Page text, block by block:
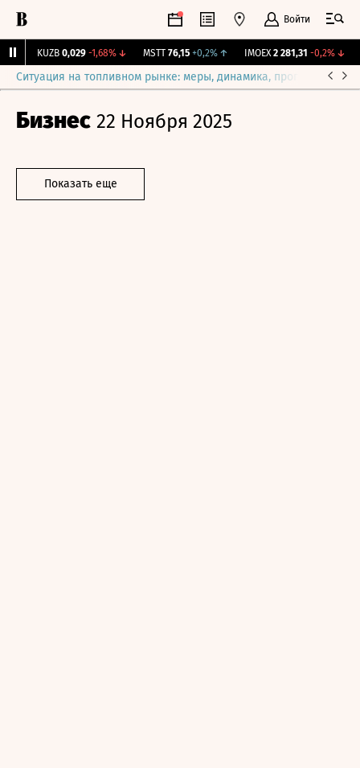
Войти
KUZB 0,029 -1,68%↓ MSTT 76,15 +0,2%↑ IMOEX 2 281,31 -0,2%↓
Ситуация на топливном рынке: меры, динамика, прогнозы
Бизнес 22 Ноября 2025
Показать еще